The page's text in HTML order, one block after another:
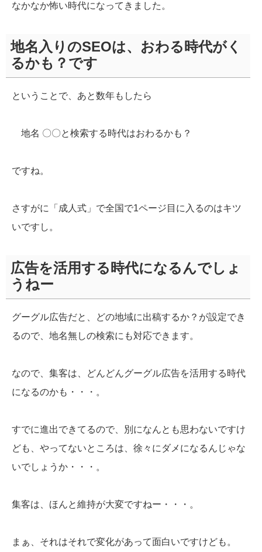
なかなか怖い時代になってきました。
地名入りのSEOは、おわる時代がく
るかも？です
ということで、あと数年もしたら
地名 〇〇と検索する時代はおわるかも？
ですね。
さすがに「成人式」で全国で1ページ目に入るのはキツ
いですし。
広告を活用する時代になるんでしょ
うねー
グーグル広告だと、どの地域に出稿するか？が設定でき
るので、地名無しの検索にも対応できます。
なので、集客は、どんどんグーグル広告を活用する時代
になるのかも・・・。
すでに進出できてるので、別になんとも思わないですけ
ども、やってないところは、徐々にダメになるんじゃな
いでしょうか・・・。
集客は、ほんと維持が大変ですねー・・・。
まぁ、それはそれで変化があって面白いですけども。